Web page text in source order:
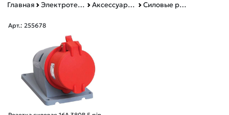
Главная Электротехническая продукция Аксессуары для электротехники Силовые розетки
Арт.: 255678